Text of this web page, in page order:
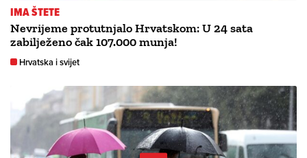
IMA ŠTETE
Nevrijeme protutnjalo Hrvatskom: U 24 sata
zabilježeno čak 107.000 munja!
Hrvatska i svijet